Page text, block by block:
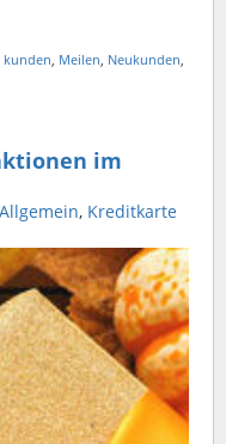
kunden, Meilen, Neukunden,
im
Allgemein, Kreditkarte